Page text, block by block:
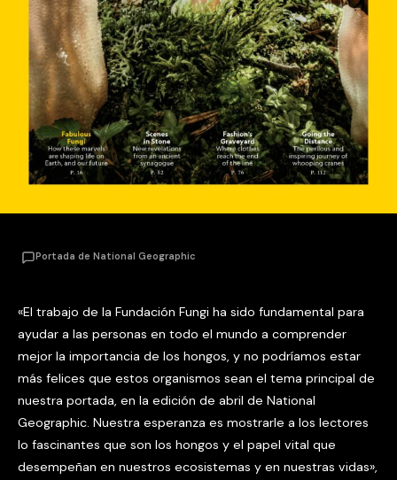
Portada de National Geographic
«El trabajo de la Fundación Fungi ha sido fundamental para
ayudar a las personas en todo el mundo a comprender
mejor la importancia de los hongos, y no podríamos estar
más felices que estos organismos sean el tema principal de
nuestra portada, en la edición de abril de National
Geographic. Nuestra esperanza es mostrarle a los lectores
lo fascinantes que son los hongos y el papel vital que
desempeñan en nuestros ecosistemas y en nuestras vidas»,